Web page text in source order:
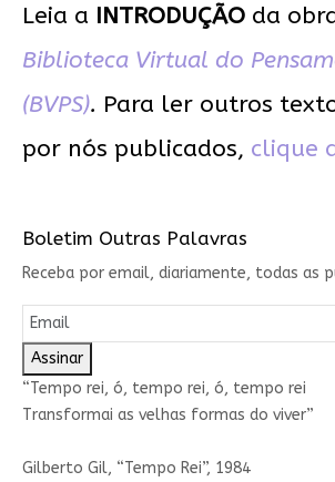
Leia a INTRODUÇÃOda
Biblioteca Virtual do
(BVPS). Para ler outros
por nós publicados, clique
Boletim Outras Palavras
Receba por email, diariamente, todas as
Assinar
“Tempo rei, ó, tempo rei, ó, tempo rei
Transformai as velhas formas do viver”
Gilberto Gil, “Tempo Rei”, 1984